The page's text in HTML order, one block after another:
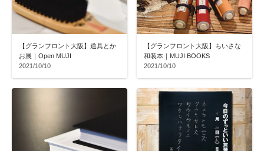
【グランフロント大阪】道具とか
お展｜Open MUJI
2021/10/10
【グランフロント大阪】ちいさな
和装本｜MUJI BOOKS
2021/10/10